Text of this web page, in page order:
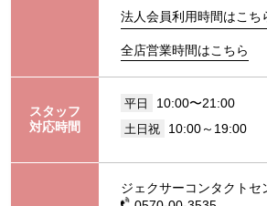
法人会員利用時間はこち
全店営業時間はこちら
スタッフ
対応時間
平日 10:00〜21:00
土日祝 10:00～19:00
ジェクサーコンタクトセ